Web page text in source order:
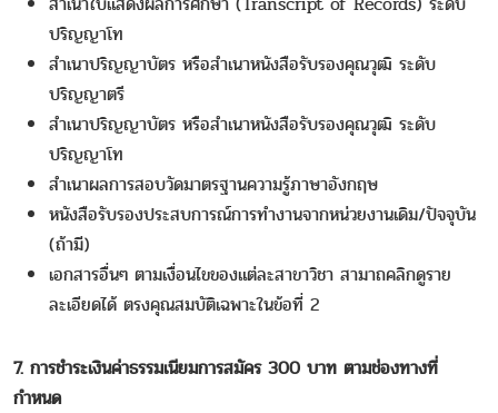
ปริญญาโท
สำเนาปริญญาบัตร หรือสำเนาหนังสือรับรองคุณวุฒิ ระดับ
ปริญญาตรี
สำเนาปริญญาบัตร หรือสำเนาหนังสือรับรองคุณวุฒิ ระดับ
ปริญญาโท
สำเนาผลการสอบวัดมาตรฐานความรู้ภาษาอังกฤษ
หนังสือรับรองประสบการณ์การทำงานจากหน่วยงานเดิม/ปัจจุบัน
(ถ้ามี)
เอกสารอื่นๆ ตามเงื่อนไขของแต่ละสาขาวิชา สามาถคลิกดูราย
ละเอียดได้ ตรงคุณสมบัติเฉพาะในข้อที่ 2
7. การชำระเงินค่าธรรมเนียมการสมัคร 300 บาท ตามช่องทางที่
กำหนด